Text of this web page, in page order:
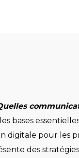
bases
digitale pour les
des